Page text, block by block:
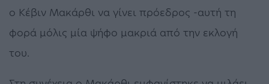
ο Κέβιν Μακάρθι να γίνει πρόεδρος -αυτή τη
φορά μόλις μία ψήφο μακριά από την εκλογή
του.